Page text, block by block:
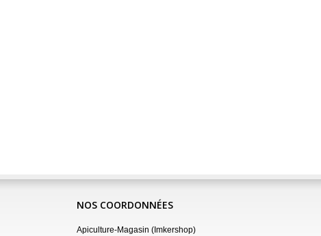
NOS COORDONNÉES
Apiculture-Magasin (Imkershop)